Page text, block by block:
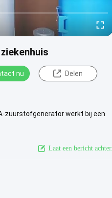
nu Delen
zuurstofgenerator werkt bij een
Laat een bericht achter.